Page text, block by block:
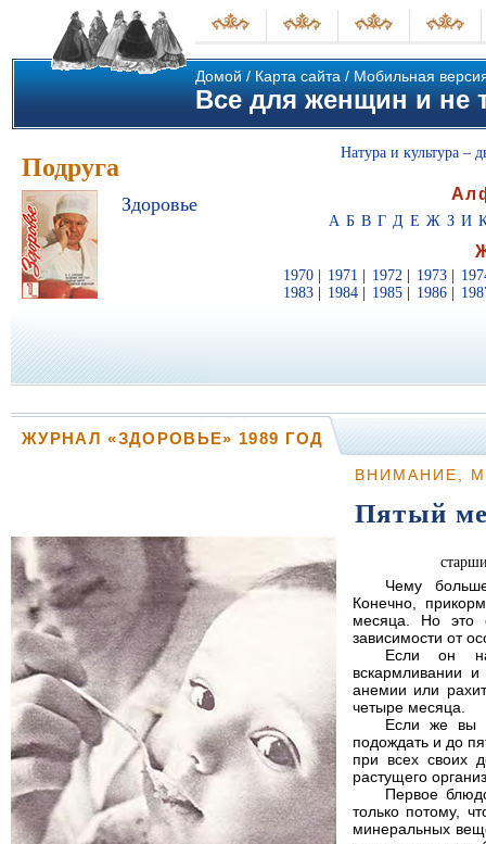
Домой / Карта сайта / Мобильная
Все для женщин и не
Подруга
Здоровье
Натура и культура –
А Б В Г Д Е Ж З И
1970| 1971 1972| 1973|
1983| 1984| 1985| 1986|
ЖУРНАЛ «ЗДОРОВЬЕ» 1989 ГОД
ВНИМАНИЕ,
Пятый
Чему
Конечно,
месяца. Но это
зависимости от
Если он
вскармливании
анемии или
четыре месяца.
Если же вы
подождать и до
при всех своих
растущего
Первое
только потому,
минеральных